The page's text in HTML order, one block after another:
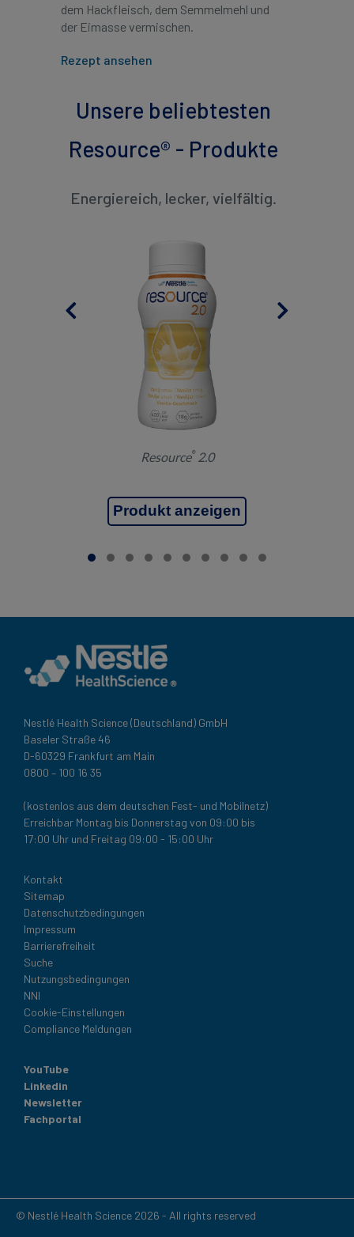
dem Hackfleisch, dem Semmelmehl und
der Eimasse vermischen.
Rezept ansehen
Unsere beliebtesten
Resource® - Produkte
Energiereich, lecker, vielfältig.
Resource®2.0
Produkt anzeigen
Nestlé Health Science (Deutschland) GmbH
Baseler Straße 46
D-60329 Frankfurt am Main
0800 – 100 16 35
(kostenlos aus dem deutschen Fest- und Mobilnetz)
Erreichbar Montag bis Donnerstag von 09:00 bis
17:00 Uhr und Freitag 09:00 - 15:00 Uhr
Legal
Kontakt
Sitemap
Datenschutzbedingungen
Impressum
Barrierefreiheit
Suche
Nutzungsbedingungen
NNI
Cookie-Einstellungen
Compliance Meldungen
YouTube
Linkedin
Newsletter
Fachportal
© Nestlé Health Science 2026 - All rights reserved